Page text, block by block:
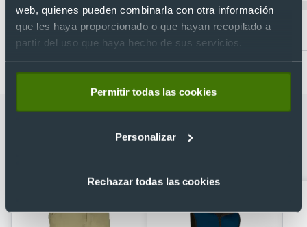
web, quienes pueden combinarla con otra información
que les haya proporcionado o que hayan recopilado a
partir del uso que haya hecho de sus servicios.
Permitir todas las cookies
Personalizar
Rechazar todas las cookies
Desde 7,08 € Desde 8,16 €
con cintura, elástico ajustable en